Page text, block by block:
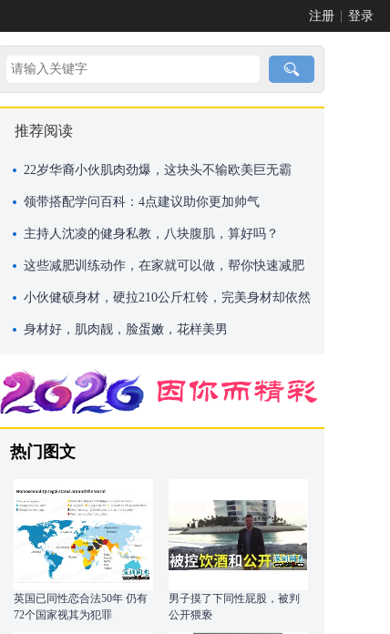
注册 登录
推荐阅读
22岁华裔小伙肌肉劲爆，这块头不输欧美巨无霸
领带搭配学问百科：4点建议助你更加帅气
主持人沈凌的健身私教，八块腹肌，算好吗？
这些减肥训练动作，在家就可以做，帮你快速减肥
小伙健硕身材，硬拉210公斤杠铃，完美身材却依然
单身！
身材好，肌肉靓，脸蛋嫩，花样美男
热门图文
英国已同性恋合法50年 仍有
72个国家视其为犯罪
男子摸了下同性屁股，被判
公开猥亵